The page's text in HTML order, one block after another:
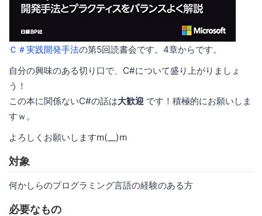
Ｃ＃実践開発手法の第5回読書会です。4章からです。
自分の興味のある切り口で、C#について盛り上がりましょ
う！
この本に関係ないC#の話は大歓迎 です！積極的にお願いしま
すｗ。
よろしくお願いしますm(__)m
対象
何かしらのプログラミング言語の経験のある方
必要なもの